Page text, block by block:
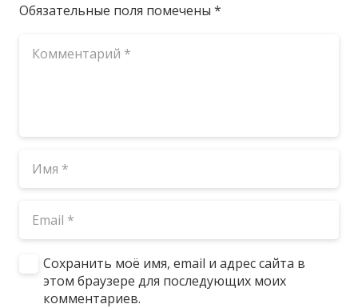
Обязательные поля помечены *
Сохранить моё имя, email и адрес сайта в
этом браузере для последующих моих
комментариев.